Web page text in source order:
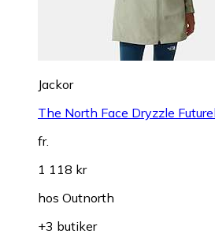
Jackor
The North Face Dryzzle
fr.
1 118 kr
hos Outnorth
+3 butiker